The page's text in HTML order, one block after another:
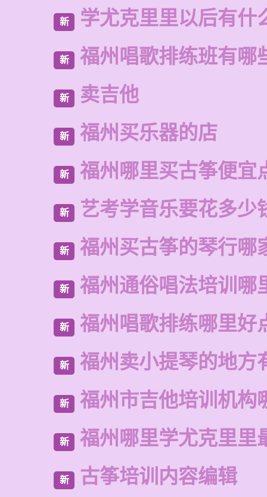
新 学尤克里里以后有什
新 福州唱歌排练班有哪
新 卖吉他
新 福州买乐器的店
新 福州哪里买古筝便宜
新 艺考学音乐要花多少
新 福州买古筝的琴行哪
新 福州通俗唱法培训哪
新 福州唱歌排练哪里好
新 福州卖小提琴的地方
新 福州市吉他培训机构
新 福州哪里学尤克里里
新 古筝培训内容编辑